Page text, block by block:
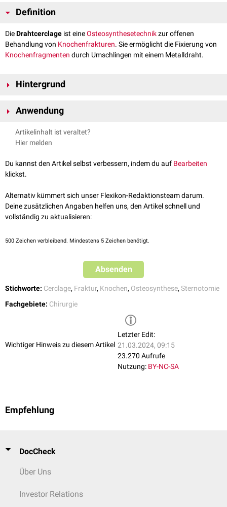
Definition
DieDrahtcerclage ist eineOsteosynthesetechnikzur offenen
Behandlung von Knochenfrakturen. Sie ermöglicht die Fixierung von
Knochenfragmenten durch Umschlingen mit einem Metalldraht.
Hintergrund
Je nach Indikation bzw. Fraktur erfolgt die Auswahl einer spezifischen
Anwendung
Die Drahtcerclage findet u.a. Anwendung in folgenden Situationen:
Sternotomie
Patellafraktur
Schaftfrakturen
Sternoklavikuläre Luxation
Verschobene Fraktur desInnenknöchels
Durch die Verwendung eines Drahtspanngeräts kann Druck auf die
Knochenheilung beschleunigt. Das Verfahren wird häufig in Kombination
Artikelinhalt ist veraltet?
Hier melden
Du kannst den Artikel selbst verbessern, indem du auf Bearbeiten
klickst.
Alternativ kümmert sich unser Flexikon-Redaktionsteam darum.
Deine zusätzlichen Angaben helfen uns, den Artikel schnell und
vollständig zu aktualisieren:
500 Zeichen verbleibend. Mindestens 5 Zeichen benötigt.
Absenden
Stichworte: Cerclage, Fraktur, Knochen, Osteosynthese, Sternotomie
Fachgebiete: Chirurgie
Wichtiger Hinweis zu diesem Artikel
Letzter Edit:
21.03.2024, 09:15
23.270 Aufrufe
Nutzung: BY-NC-SA
Empfehlung
DocCheck
Über Uns
Investor Relations